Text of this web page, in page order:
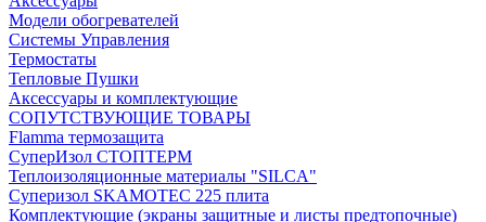
Модели обогревателей
Системы Управления
Термостаты
Тепловые Пушки
Аксессуары и комплектующие
СОПУТСТВУЮЩИЕ ТОВАРЫ
Flamma термозащита
СуперИзол СТОПТЕРМ
Теплоизоляционные материалы "SILCA"
Суперизол SKAMOTEC 225 плита
Комплектующие (экраны защитные и листы предтопочные)